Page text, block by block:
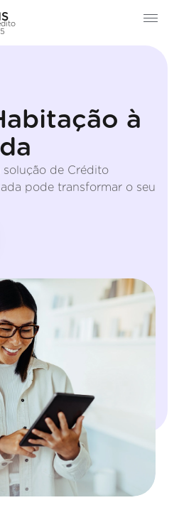
à
solução de Crédito
pode transformar o seu